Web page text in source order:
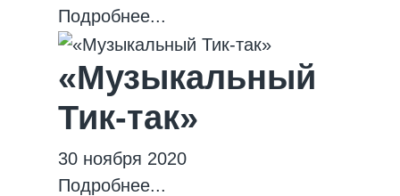
Подробнее...
«Музыкальный
Тик-так»
30 ноября 2020
Подробнее...